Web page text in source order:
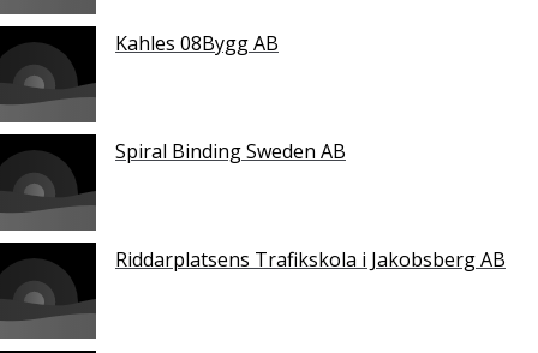
Kahles 08Bygg AB
Spiral Binding Sweden AB
Riddarplatsens Trafikskola i Jakobsberg AB